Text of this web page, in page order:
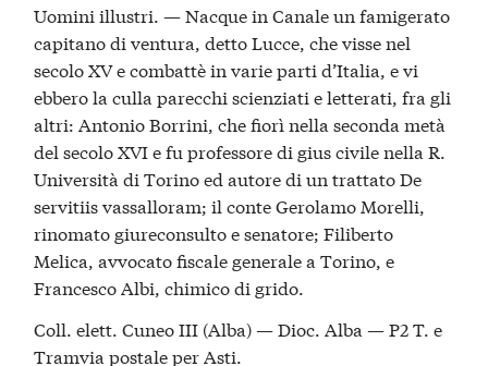
Uomini illustri. — Nacque in Canale un famigerato
capitano di ventura, detto Lucce, che visse nel
secolo XV e combattè in varie parti d’Italia, e vi
ebbero la culla parecchi scienziati e letterati, fra gli
altri: Antonio Borrini, che fiorì nella seconda metà
del secolo XVI e fu professore di gius civile nella R.
Università di Torino ed autore di un trattato De
servitiis vassalloram; il conte Gerolamo Morelli,
rinomato giureconsulto e senatore; Filiberto
Melica, avvocato fiscale generale a Torino, e
Francesco Albi, chimico di grido.
Coll. elett. Cuneo III (Alba) — Dioc. Alba — P2 T. e
Tramvia postale per Asti.